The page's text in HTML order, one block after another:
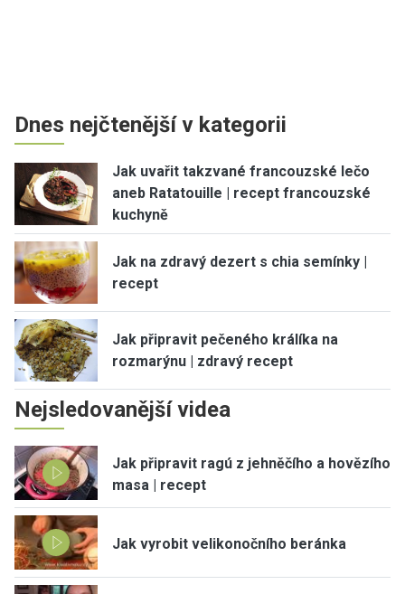
Dnes nejčtenější v kategorii
Jak uvařit takzvané francouzské lečo
aneb Ratatouille | recept francouzské
kuchyně
Jak na zdravý dezert s chia semínky |
recept
Jak připravit pečeného králíka na
rozmarýnu | zdravý recept
Nejsledovanější videa
Jak připravit ragú z jehněčího a hovězího
masa | recept
Jak vyrobit velikonočního beránka